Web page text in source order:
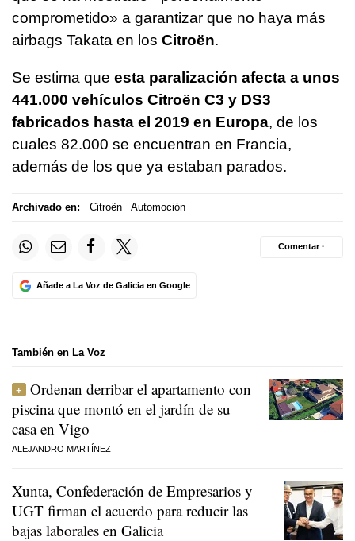
comprometido» a garantizar que no haya más
airbags Takata en los Citroën.
Se estima que esta paralización afecta a unos
441.000 vehículos Citroën C3 y DS3
fabricados hasta el 2019 en Europa, de los
cuales 82.000 se encuentran en Francia,
además de los que ya estaban parados.
Archivado en: Citroën Automoción
Añade a La Voz de Galicia en Google
Comentar ·
También en La Voz
Ordenan derribar el apartamento con
piscina que montó en el jardín de su
casa en Vigo
ALEJANDRO MARTÍNEZ
Xunta, Confederación de Empresarios y
UGT firman el acuerdo para reducir las
bajas laborales en Galicia